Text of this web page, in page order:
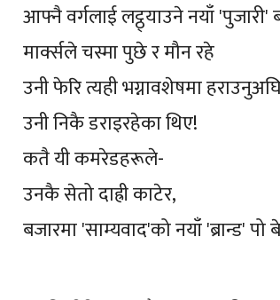
आफ्नै वर्गलाई लट्ठ्याउने नयाँ 'पुजारी'
मार्क्सले चस्मा पुछे र मौन रहे
उनी फेरि त्यही भग्नावशेषमा
उनी निकै डराइरहेका थिए!
कतै यी कमरेडहरूले-
उनकै सेतो दाह्री काटेर,
बजारमा 'साम्यवाद'को नयाँ 'ब्रान्ड' पो